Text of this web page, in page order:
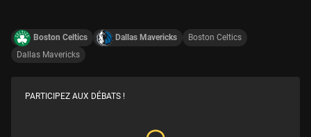
Boston Celtics Dallas Mavericks
Boston Celtics
Dallas Mavericks
PARTICIPEZ AUX DÉBATS !